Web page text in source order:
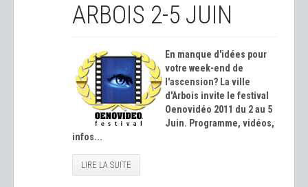
ARBOIS 2-5 JUIN
En manque d'idées pour
votre week-end de
l'ascension? La ville
d'Arbois invite le festival
Oenovidéo 2011 du 2 au 5
Juin. Programme, vidéos,
infos...
LIRE LA SUITE